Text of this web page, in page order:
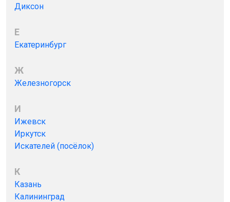
Диксон
Е
Екатеринбург
Ж
Железногорск
И
Ижевск
Иркутск
Искателей (посёлок)
К
Казань
Калининград